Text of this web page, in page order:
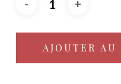
AJOUTER AU